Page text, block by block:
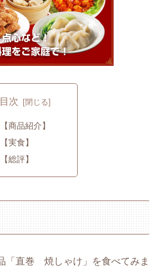
目次
【商品紹介】
【実食】
【総評】
「直巻 焼しゃけ」を食べてみま